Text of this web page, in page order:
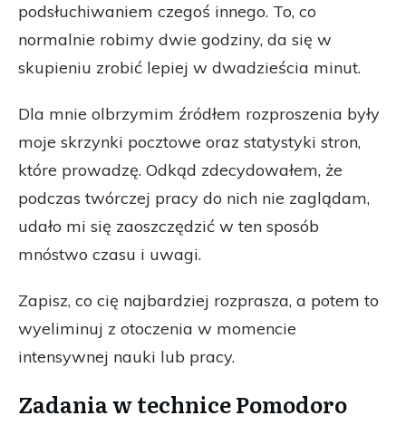
podsłuchiwaniem czegoś innego. To, co
normalnie robimy dwie godziny, da się w
skupieniu zrobić lepiej w dwadzieścia minut.
Dla mnie olbrzymim źródłem rozproszenia były
moje skrzynki pocztowe oraz statystyki stron,
które prowadzę. Odkąd zdecydowałem, że
podczas twórczej pracy do nich nie zaglądam,
udało mi się zaoszczędzić w ten sposób
mnóstwo czasu i uwagi.
Zapisz, co cię najbardziej rozprasza, a potem to
wyeliminuj z otoczenia w momencie
intensywnej nauki lub pracy.
Zadania w technice Pomodoro